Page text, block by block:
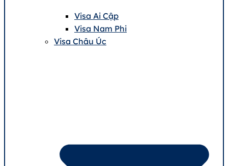
Visa Ai Cập
Visa Nam Phi
Visa Châu Úc